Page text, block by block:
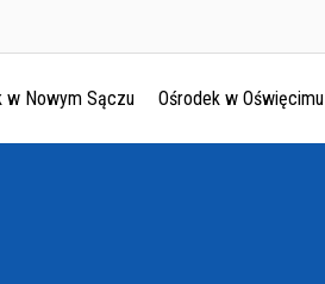
w Nowym Sączu Ośrodek w Oświęcimu